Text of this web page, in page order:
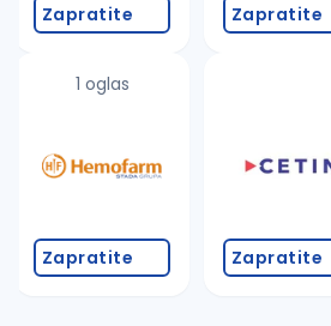
Zapratite
1 oglas
Zapratite
Zapratite
Zapratite